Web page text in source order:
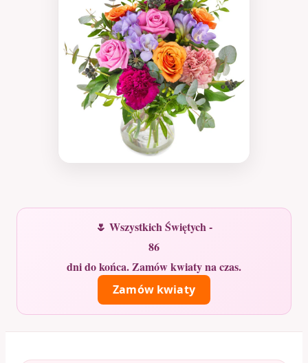
🌷 Wszystkich Świętych -
86
dni do końca. Zamów kwiaty na czas.
Zamów kwiaty